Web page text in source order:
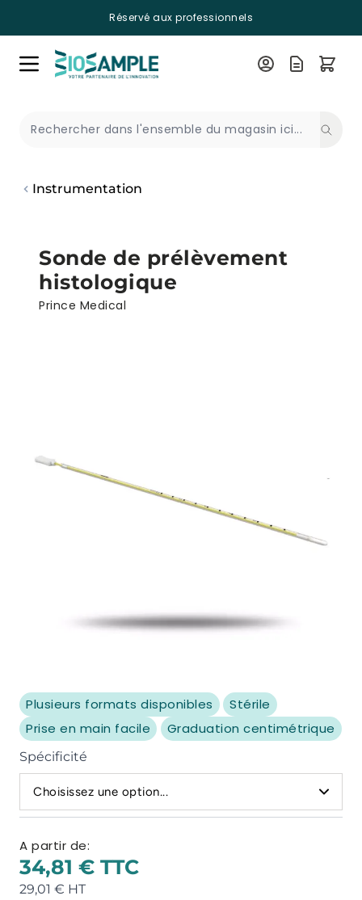
Réservé aux professionnels
Instrumentation
Sonde de prélèvement
histologique
Prince Medical
Plusieurs formats disponibles
Stérile
Prise en main facile
Graduation centimétrique
Spécificité
Choisissez une option...
A partir de:
34,81 €
29,01 €